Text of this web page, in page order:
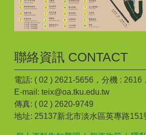
聯絡資訊 CONTACT
電話: ( 02 ) 2621-5656，分機 : 2616
E-mail: teix@oa.tku.edu.tw
傳真: ( 02 ) 2620-9749
地址: 25137新北市淡水區英專路